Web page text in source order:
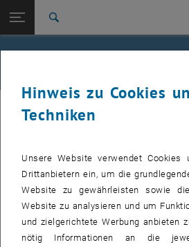
TU Login
Studium
International
Zur 1. Menü Ebene
Institut für Angewandte Physik
Zurück: Subseiten von Institut für
Zurück zur letzten Ebene:
Institut für Angewandte Physik
IAP
englischen Version, öffnet eine externe
dieser Seite
Für interne Nutzer findet sich im E134
der nächsten Seminarvorträge und zu
Hinweis zu Cookies
Techniken
Unsere Website verwendet Cookies
Drittanbietern ein, um die
Website zu gewährleisten sowie
Website zu analysieren und um
und zielgerichtete Werbung anbieten
nötig Informationen an die